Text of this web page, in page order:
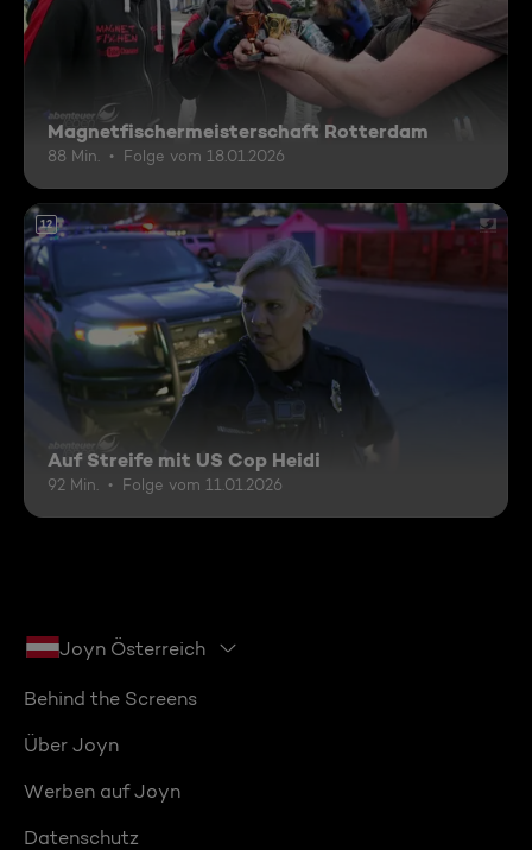
Magnetfischermeisterschaft Rotterdam
88 Min. Folge vom 18.01.2026
12
Auf Streife mit US Cop Heidi
92 Min. Folge vom 11.01.2026
Joyn Österreich
Behind the Screens
Über Joyn
Werben auf Joyn
Datenschutz